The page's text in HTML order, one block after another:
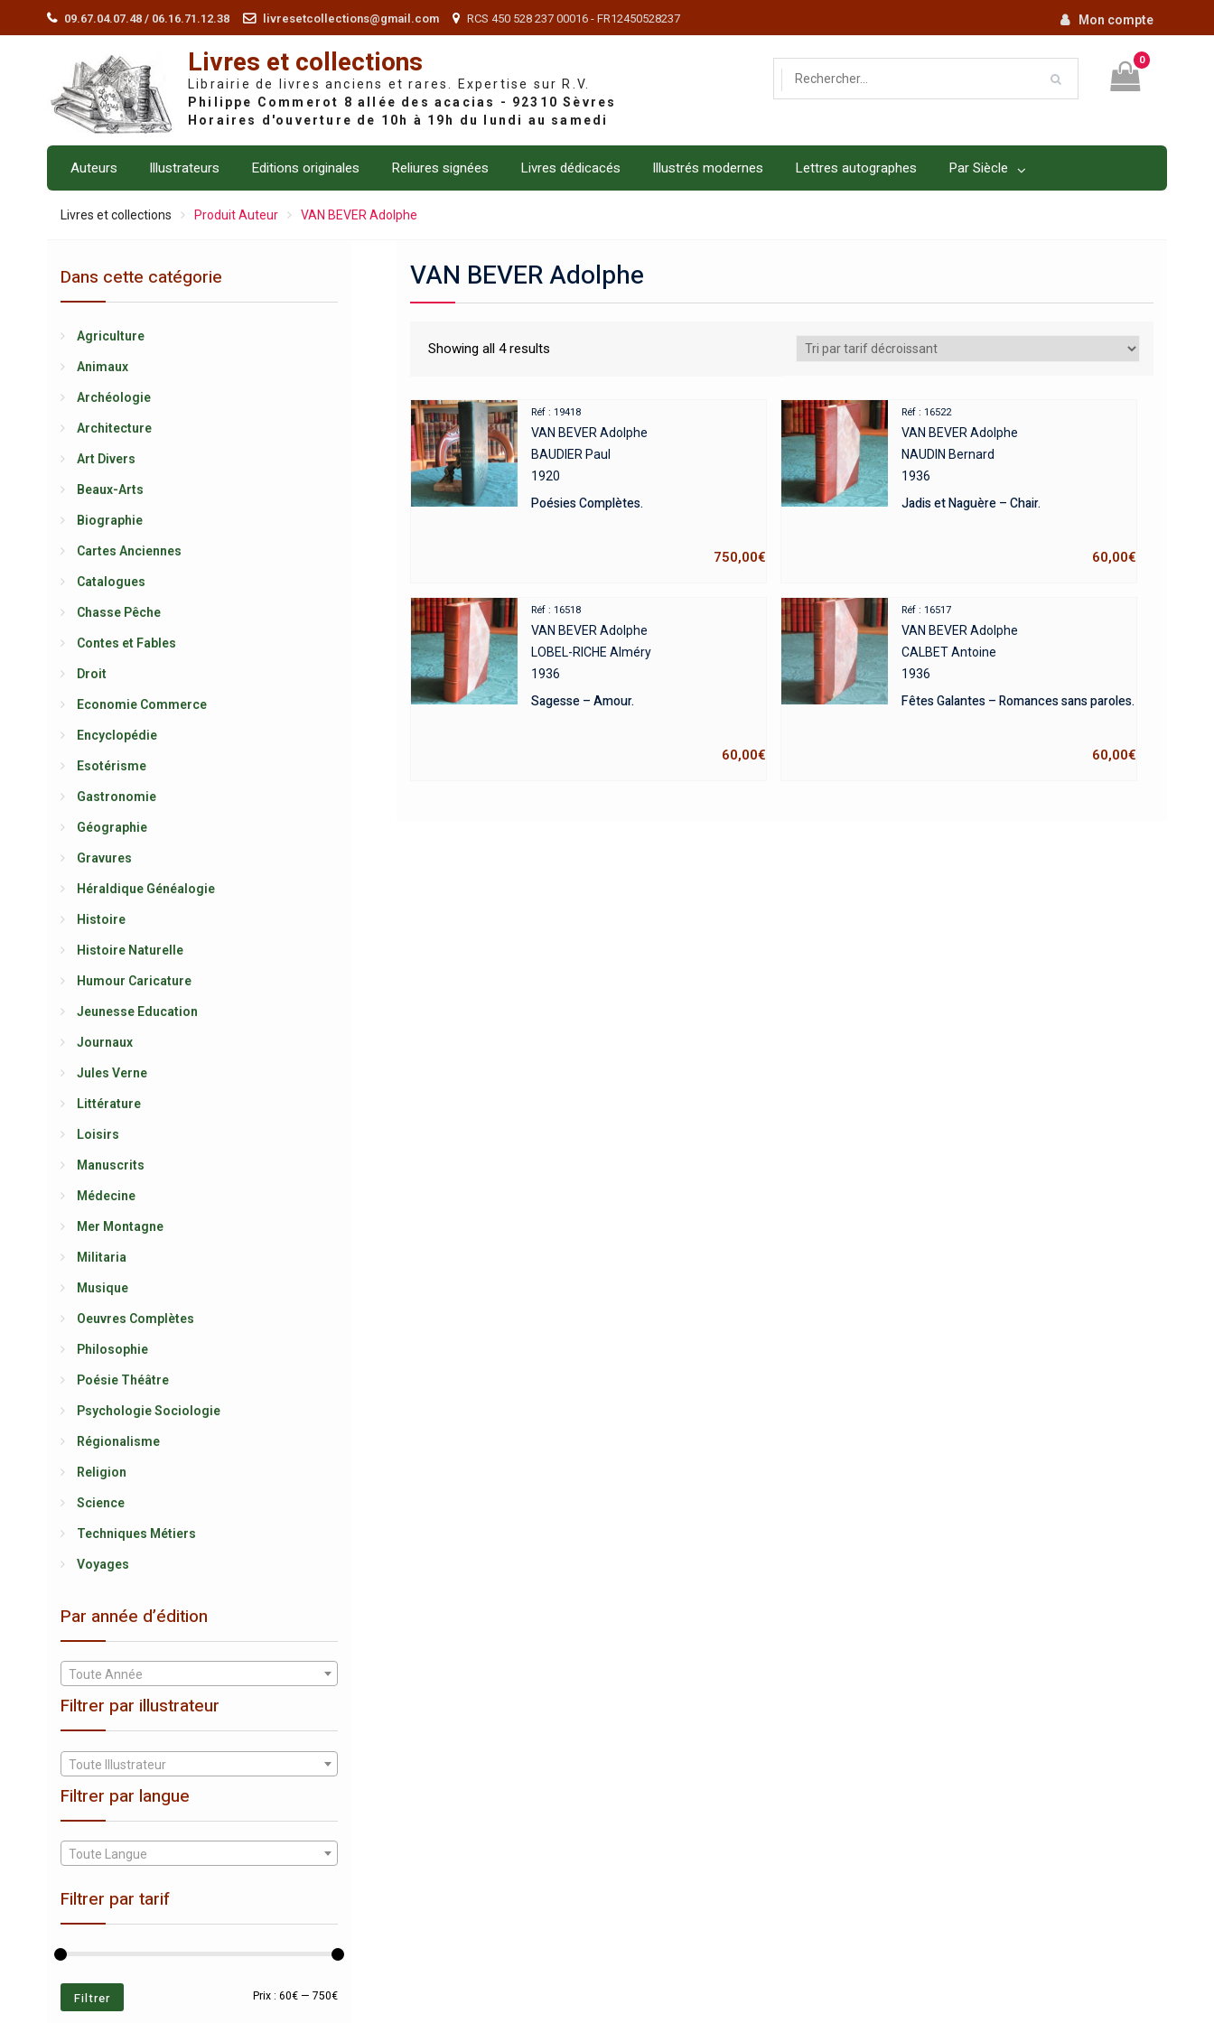
09.67.04.07.48 / 06.16.71.12.38 livresetcollections@gmail.com RCS 450 528 237 00016 - FR12450528237 Mon compte
Livres et collections
Librairie de livres anciens et rares. Expertise sur R.V.
0
Auteurs Illustrateurs Editions originales Reliures signées Livres dédicacés Illustrés modernes Lettres autographes Par Siècle
Livres et collections Produit Auteur VAN BEVER Adolphe
VAN BEVER Adolphe
Showing all 4 results
Réf : 19418
VAN BEVER Adolphe
BAUDIER Paul
1920
Poésies Complètes.
750,00€
Réf : 16522
VAN BEVER Adolphe
NAUDIN Bernard
1936
Jadis et Naguère – Chair.
60,00€
Réf : 16518
VAN BEVER Adolphe
LOBEL-RICHE Alméry
1936
Sagesse – Amour.
60,00€
Réf : 16517
VAN BEVER Adolphe
CALBET Antoine
1936
Fêtes Galantes – Romances sans paroles.
60,00€
Dans cette catégorie
Agriculture
Animaux
Archéologie
Architecture
Art Divers
Beaux-Arts
Biographie
Cartes Anciennes
Catalogues
Chasse Pêche
Contes et Fables
Droit
Economie Commerce
Encyclopédie
Esotérisme
Gastronomie
Géographie
Gravures
Héraldique Généalogie
Histoire
Histoire Naturelle
Humour Caricature
Jeunesse Education
Journaux
Jules Verne
Littérature
Loisirs
Manuscrits
Médecine
Mer Montagne
Militaria
Musique
Oeuvres Complètes
Philosophie
Poésie Théâtre
Psychologie Sociologie
Régionalisme
Religion
Science
Techniques Métiers
Voyages
Par année d’édition
Toute Année
Filtrer par illustrateur
Toute Illustrateur
Filtrer par langue
Toute Langue
Filtrer par tarif
Prix
Prix
Filtrer Prix : 60€ — 750€